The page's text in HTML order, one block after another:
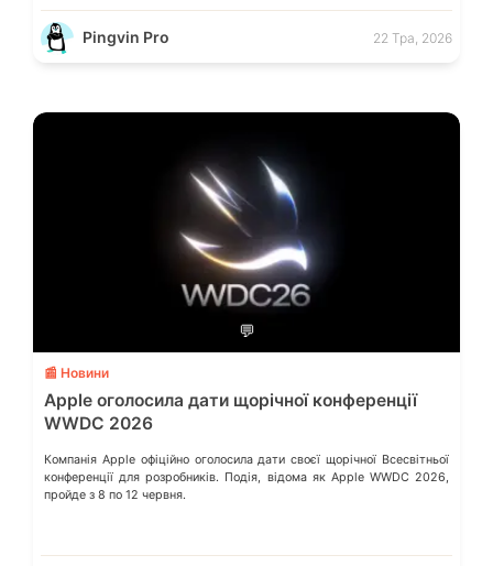
Pingvin Pro 22 Тра, 2026
💬
📰 Новини
Apple оголосила дати щорічної конференції
WWDC 2026
Компанія Apple офіційно оголосила дати своєї щорічної Всесвітньої
конференції для розробників. Подія, відома як Apple WWDC 2026,
пройде з 8 по 12 червня.